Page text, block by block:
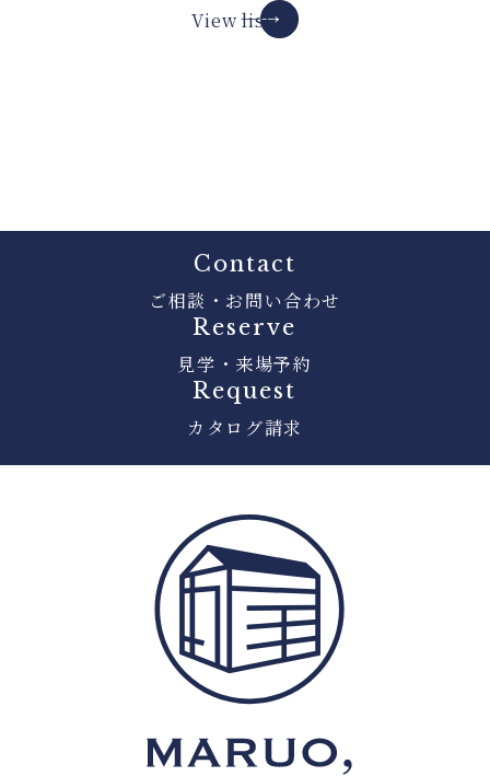
View list
Contact
ご相談・お問い合わせ
Reserve
見学・来場予約
Request
カタログ請求